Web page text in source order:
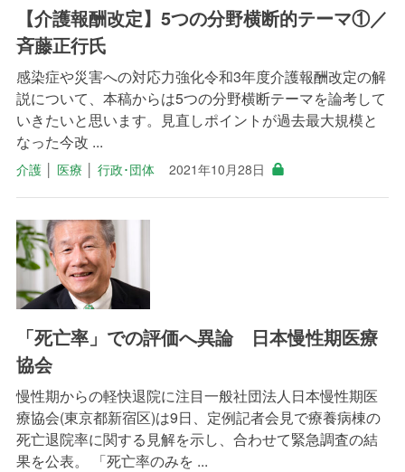
【介護報酬改定】5つの分野横断的テーマ①／
斉藤正行氏
感染症や災害への対応力強化令和3年度介護報酬改定の解
説について、本稿からは5つの分野横断テーマを論考して
いきたいと思います。見直しポイントが過去最大規模と
なった今改 ...
介護│ 医療 │ 行政･団体 2021年10月28日
「死亡率」での評価へ異論 日本慢性期医療
協会
慢性期からの軽快退院に注目一般社団法人日本慢性期医
療協会(東京都新宿区)は9日、定例記者会見で療養病棟の
死亡退院率に関する見解を示し、合わせて緊急調査の結
果を公表。 「死亡率のみを ...